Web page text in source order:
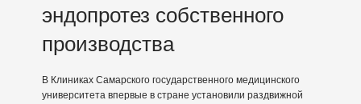
эндопротез собственного
производства
В Клиниках Самарского государственного медицинского
университета впервые в стране установили раздвижной